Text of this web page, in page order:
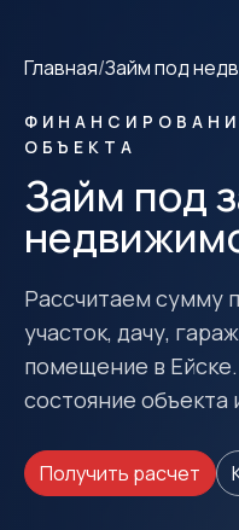
Главная/Займ под
ОБЪЕКТА
Займ под
Рассчитаем сумму
участок, дачу,
помещение в
состояние объекта
Получить расчет